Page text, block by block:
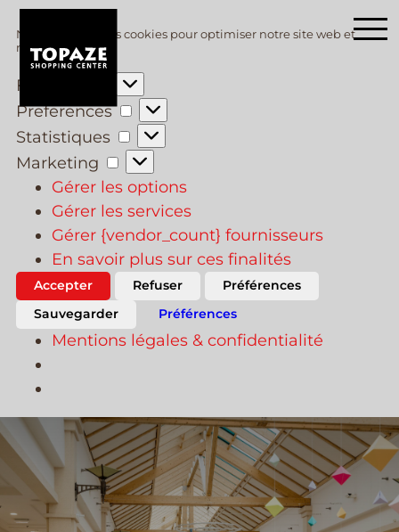
Nous utilisons des cookies pour optimiser notre site web et
notre service.
Fonctionnel
Preferences
Statistiques
Marketing
Gérer les options
Gérer les services
Gérer {vendor_count} fournisseurs
En savoir plus sur ces finalités
Accepter Refuser
Préférences
Sauvegarder
Préférences
Mentions légales & confidentialité
to